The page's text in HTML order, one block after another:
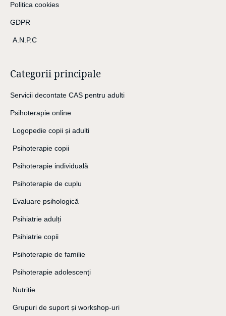
Politica cookies
GDPR
A.N.P.C
Categorii principale
Servicii decontate CAS pentru adulti
Psihoterapie online
Logopedie copii și adulti
Psihoterapie copii
Psihoterapie individuală
Psihoterapie de cuplu
Evaluare psihologică
Psihiatrie adulți
Psihiatrie copii
Psihoterapie de familie
Psihoterapie adolescenți
Nutriție
Grupuri de suport și workshop-uri